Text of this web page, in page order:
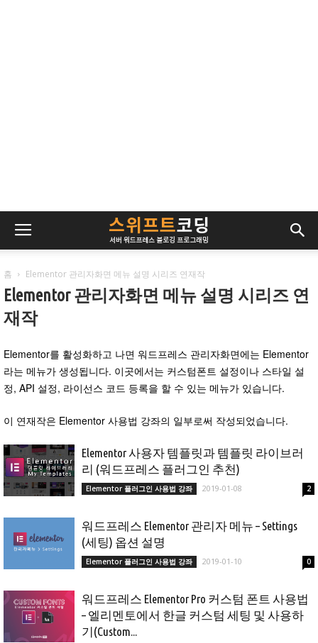
홈 Elementor 관리자화면 메뉴 설명 시리즈 연재작
Elementor 관리자화면 메뉴 설명 시리즈 연
재작
Elementor를 활성화하고 나면 워드프레스 관리자화면에는 Elementor
라는 메뉴가 생성됩니다. 이곳에서는 커스텀폰트 설정이나 스타일 설
정, API 설정, 라이선스 코드 등록을 할 수 있는 메뉴가 있습니다.
이 연재작은 Elementor 사용법 강좌의 일부로써 작성되었습니다.
Elementor 사용자 템플릿과 템플릿 라이브러
리 (워드프레스 플러그인 추천)
Elementor 플러그인 사용법 강좌 2019-01-08 2
워드프레스 Elementor 관리자 메뉴 – Settings
(세팅) 옵션 설명
Elementor 플러그인 사용법 강좌 2019-01-10 0
워드프레스 Elementor Pro 커스텀 폰트 사용법
– 엘리멘토에서 한글 커스텀 세팅 및 사용하
기(Custom...